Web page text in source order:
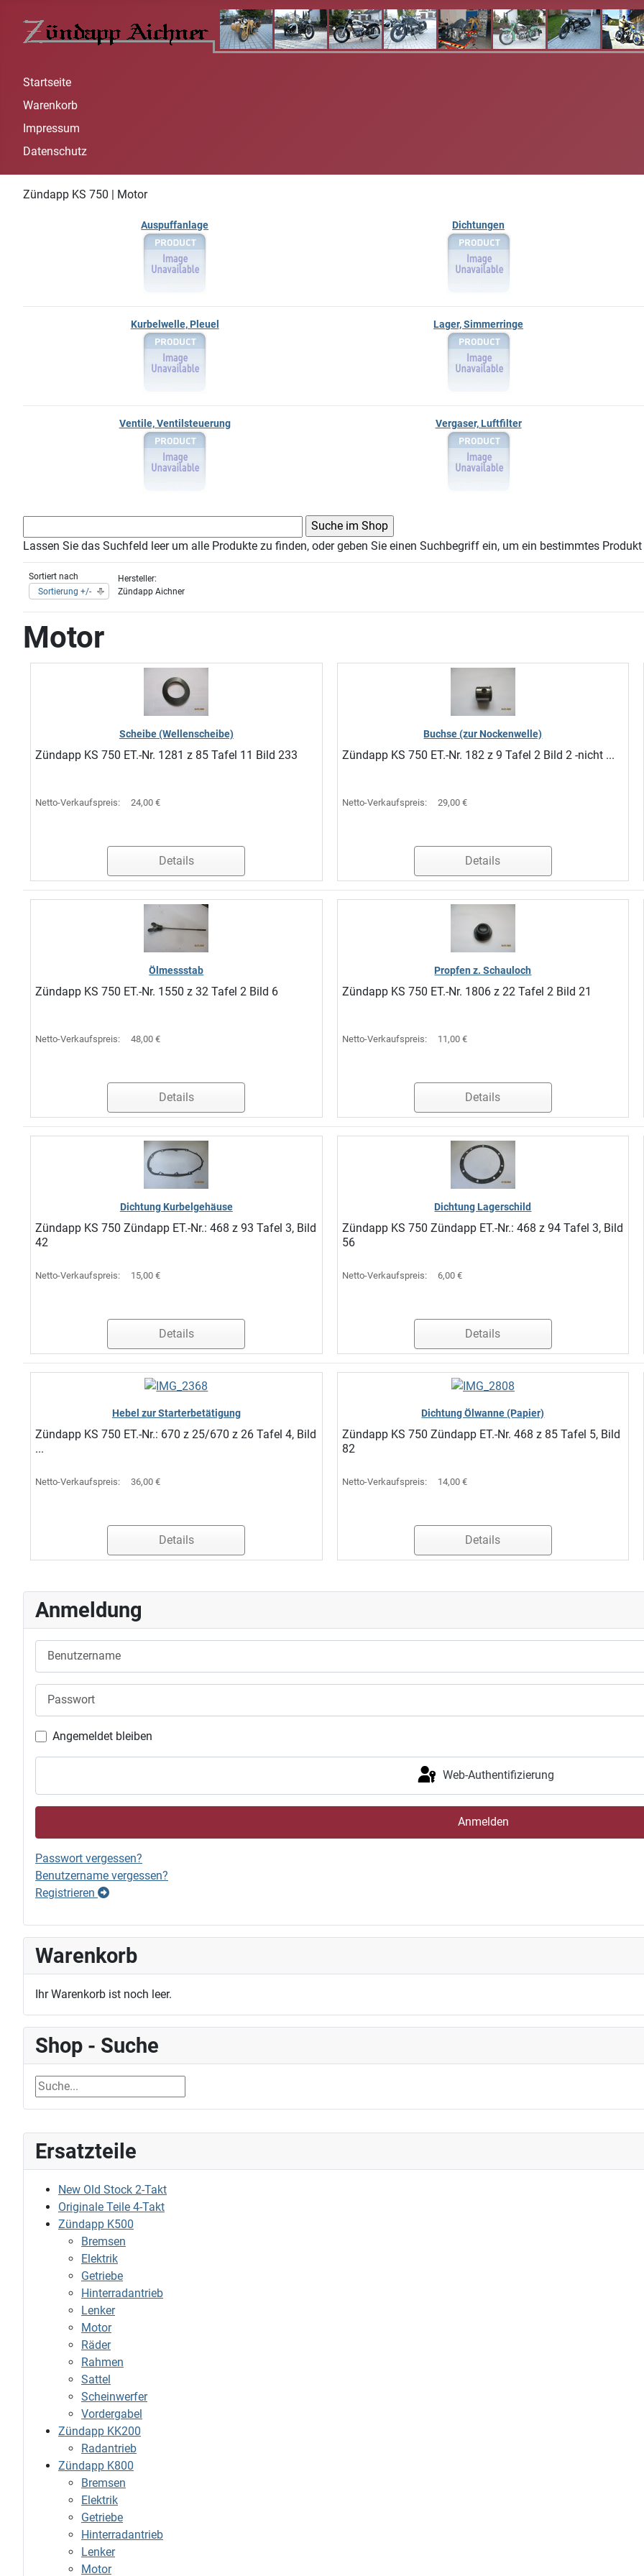
Startseite
Warenkorb
Impressum
Datenschutz
Ersatzteile
New Old Stock 2-Takt
Originale Teile 4-Takt
Zündapp K500
Bremsen
Elektrik
Getriebe
Hinterradantrieb
Lenker
Motor
Räder
Rahmen
Sattel
Scheinwerfer
Vordergabel
Zündapp KK200
Radantrieb
Zündapp K800
Bremsen
Elektrik
Getriebe
Hinterradantrieb
Lenker
Motor
Zündapp KS 750 | Motor
Auspuffanlage Dichtungen
Kurbelwelle, Pleuel Lager, Simmerringe
Ventile, Ventilsteuerung Vergaser, Luftfilter
Lassen Sie das Suchfeld leer um alle Produkte zu finden, oder geben Sie einen Suchbegriff ein, um ein bestimmtes
Sortiert nach
Sortierung +/-
Hersteller:
Zündapp Aichner
Motor
Scheibe (Wellenscheibe)
Zündapp KS 750 ET.-Nr. 1281 z 85 Tafel 11 Bild 233
Netto-Verkaufspreis: 24,00 €
Details
Buchse (zur Nockenwelle)
Zündapp KS 750 ET.-Nr. 182 z 9 Tafel 2 Bild 2 -nicht ...
Netto-Verkaufspreis: 29,00 €
Details
Ölmessstab
Zündapp KS 750 ET.-Nr. 1550 z 32 Tafel 2 Bild 6
Netto-Verkaufspreis: 48,00 €
Details
Propfen z. Schauloch
Zündapp KS 750 ET.-Nr. 1806 z 22 Tafel 2 Bild 21
Netto-Verkaufspreis: 11,00 €
Details
Dichtung Kurbelgehäuse
Zündapp KS 750 Zündapp ET.-Nr.: 468 z 93 Tafel 3, Bild
42
Netto-Verkaufspreis: 15,00 €
Details
Dichtung Lagerschild
Zündapp KS 750 Zündapp ET.-Nr.: 468 z 94 Tafel 3, Bild
56
Netto-Verkaufspreis: 6,00 €
Details
Hebel zur Starterbetätigung
Zündapp KS 750 ET.-Nr.: 670 z 25/670 z 26 Tafel 4, Bild
...
Netto-Verkaufspreis: 36,00 €
Details
Dichtung Ölwanne (Papier)
Zündapp KS 750 Zündapp ET.-Nr. 468 z 85 Tafel 5, Bild
82
Netto-Verkaufspreis: 14,00 €
Details
Anmeldung
Angemeldet bleiben
Web-Authentifizierung
Anmelden
Passwort vergessen?
Benutzername vergessen?
Registrieren
Warenkorb
Ihr Warenkorb ist noch leer.
Shop - Suche